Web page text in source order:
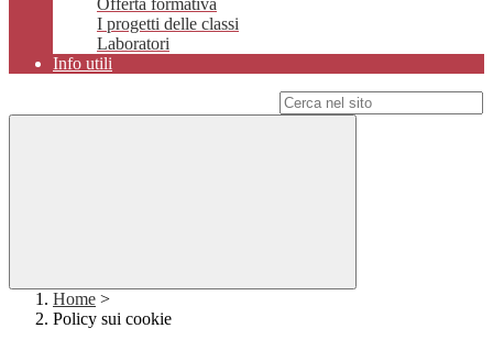
Offerta formativa
I progetti delle classi
Laboratori
Info utili
Home >
Policy sui cookie